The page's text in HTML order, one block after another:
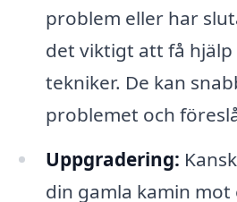
problem eller har
det viktigt att få hjälp
tekniker. De kan
problemet och
Uppgradering:
din gamla kamin